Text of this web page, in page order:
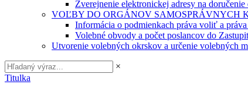
Zverejnenie elektronickej adresy na
VOĽBY DO ORGÁNOV SAMOSPRÁVNYCH
Informácia o podmienkach práva voliť a
Volebné obvody a počet poslancov do
Utvorenie volebných okrskov a určenie volebných
×
Titulka